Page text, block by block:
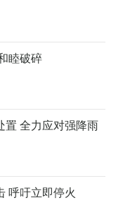
睦破碎
置 全力应对强降雨
呼吁立即停火